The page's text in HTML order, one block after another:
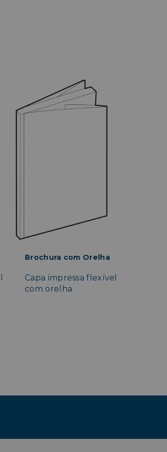
Brochura com Orelha
Capa impressa flexível
com orelha